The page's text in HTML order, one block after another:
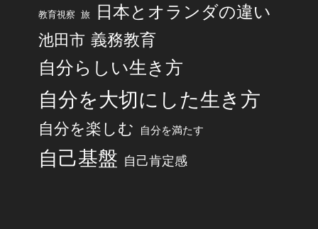
教育視察 旅 日本とオランダの違い
池田市 義務教育
自分らしい生き方
自分を大切にした生き方
自分を楽しむ 自分を満たす
自己基盤 自己肯定感